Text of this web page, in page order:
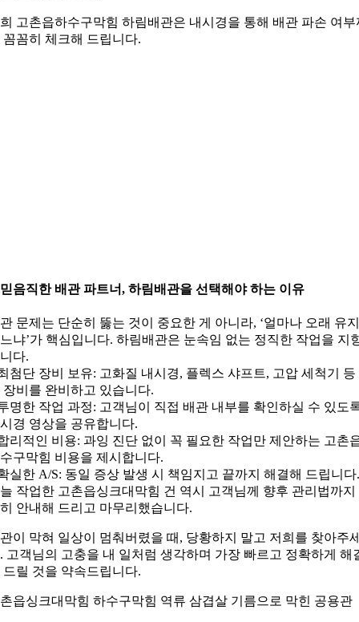
고촌읍하수구막힘 하림배관은 내시경을 통해 배관 파손 여부
꼼꼼히 체크해 드립니다.
음직한 배관 파트너, 하림배관을 선택해야 하는 이유
문제는 단순히 뚫는 것이 중요한 게 아니라, ‘얼마나 오래 유지
냐’가 핵심입니다. 하림배관은 눈속임 없는 정직한 작업을 지
다.
첨단 장비 보유: 고화질 내시경, 플렉스 샤프트, 고압 세척기 등
장비를 완비하고 있습니다.
명한 작업 과정: 고객님이 직접 배관 내부를 확인하실 수 있도
경 영상을 공유합니다.
리적인 비용: 과잉 진단 없이 꼭 필요한 작업만 제안하는 고촌
구막힘 비용을 제시합니다.
실한 A/S: 동일 증상 발생 시 책임지고 끝까지 해결해 드립니다.
작업한 고촌읍싱크대막힘 건 역시 고객님께 향후 관리법까지
안내해 드리고 마무리했습니다.
이 막혀 일상이 멈춰버렸을 때, 당황하지 말고 저희를 찾아주
고객님의 고충을 내 일처럼 생각하며 가장 빠르고 정확하게 해
드릴 것을 약속드립니다.
읍싱크대막힘 하수구막힘 역류 삼겹살 기름으로 막힌 공용관